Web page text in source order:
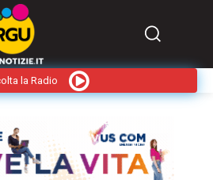
la Radio